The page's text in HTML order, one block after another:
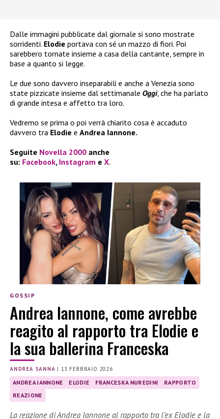
Dalle immagini pubblicate dal giornale si sono mostrate
sorridenti. Elodie portava con sé un mazzo di fiori. Poi
sarebbero tornate insieme a casa della cantante, sempre in
base a quanto si legge.
Le due sono davvero inseparabili e anche a Venezia sono
state pizzicate insieme dal settimanale Oggi, che ha parlato
di grande intesa e affetto tra loro.
Vedremo se prima o poi verrà chiarito cosa è accaduto
davvero tra Elodie e Andrea Iannone.
Seguite Novella 2000 anche
su: Facebook, Instagram e X.
GOSSIP
Andrea Iannone, come avrebbe
reagito al rapporto tra Elodie e
la sua ballerina Franceska
ANDREA SANNA | 13 FEBBRAIO 2026
ANDREA IANNONE ELODIE FRANCESKA NUREDINI
RAPPORTO
REAZIONE
La reazione di Andrea Iannone al rapporto tra l’ex Elodie e la